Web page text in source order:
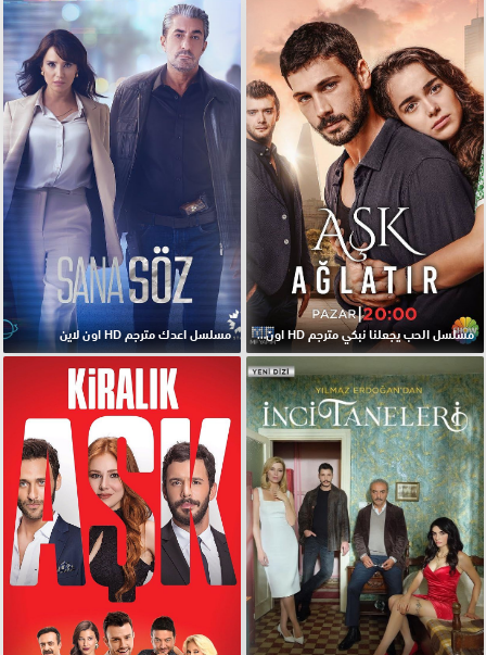
مسلسل الحب يجعلنا نبكي مترجم HD اون لاين مسلسل اعدك مترجم HD اون لاين